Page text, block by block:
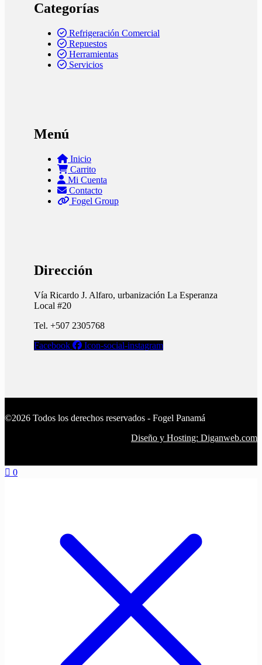
Categorías
Refrigeración Comercial
Repuestos
Herramientas
Servicios
Menú
Inicio
Carrito
Mi Cuenta
Contacto
Fogel Group
Dirección
Vía Ricardo J. Alfaro, urbanización La Esperanza
Local #20
Tel. +507 2305768
Facebook
Icon-social-instagram
©2026 Todos los derechos reservados - Fogel Panamá
Diseño y Hosting: Diganweb.com
0